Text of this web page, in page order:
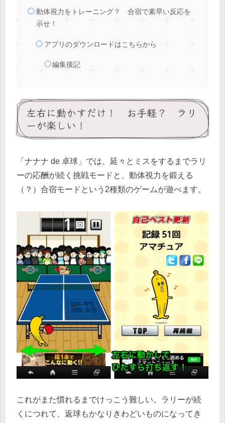
動体視力をトレーニング？ 合宿で素早い反応を
示せ！
アプリのダウンロードはこちらから
編集後記
左右に動かすだけ！ お手軽？ ラリ
ーが楽しい！
「ナナナ de 卓球」では、延々とミスをするまでラリ
ーの応酬が続く挑戦モードと、動体視力を鍛える
（？）合宿モードという2種類のゲームが遊べます。
これがまた慣れるまでけっこう難しい。ラリーが続
くにつれて、返球もかなりきわどいものになってき